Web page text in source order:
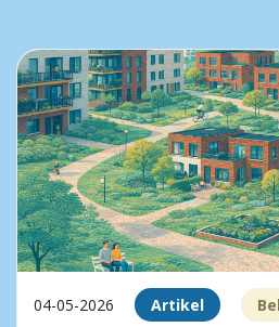
04-05-2026 Artikel